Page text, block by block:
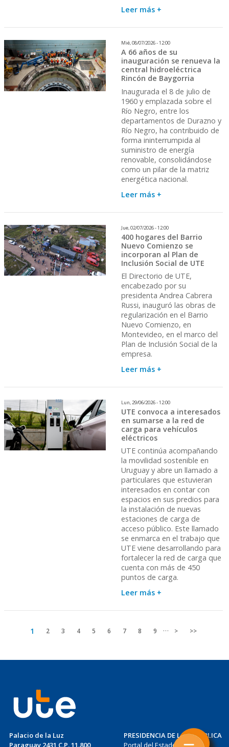
Leer más +
Mié, 08/07/2026 - 12:00
A 66 años de su
inauguración se renueva la
central hidroeléctrica
Rincón de Baygorria
Inaugurada el 8 de julio de
1960 y emplazada sobre el
Río Negro, entre los
departamentos de Durazno y
Río Negro, ha contribuido de
forma ininterrumpida al
suministro de energía
renovable, consolidándose
como un pilar de la matriz
energética nacional.
Leer más +
Jue, 02/07/2026 - 12:00
400 hogares del Barrio
Nuevo Comienzo se
incorporan al Plan de
Inclusión Social de UTE
El Directorio de UTE,
encabezado por su
presidenta Andrea Cabrera
Russi, inauguró las obras de
regularización en el Barrio
Nuevo Comienzo, en
Montevideo, en el marco del
Plan de Inclusión Social de la
empresa.
Leer más +
Lun, 29/06/2026 - 12:00
UTE convoca a interesados
en sumarse a la red de
carga para vehículos
eléctricos
UTE continúa acompañando
la movilidad sostenible en
Uruguay y abre un llamado a
particulares que estuvieran
interesados en contar con
espacios en sus predios para
la instalación de nuevas
estaciones de carga de
acceso público. Este llamado
se enmarca en el trabajo que
UTE viene desarrollando para
fortalecer la red de carga que
cuenta con más de 450
puntos de carga.
Leer más +
Página
1 Page
2 Page
3 Page
4 Page
5 Page
6 Page
7 Page
8 Page
9 …
Siguiente
>
Última
>>
Palacio de la Luz
Paraguay 2431 C.P. 11.800
PRESIDENCIA DE LA REPÚBLICA
Portal del Estado Uruguayo